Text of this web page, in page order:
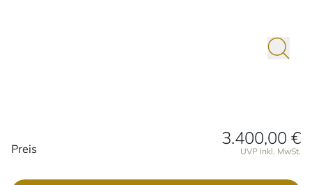
Preisinformationen
Preis
3.400,00 €
UVP inkl. MwSt.